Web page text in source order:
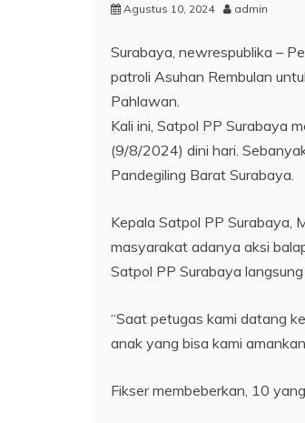
Agustus 10, 2024 admin
Surabaya, newrespublika –
patroli Asuhan Rembulan
Pahlawan.
Kali ini, Satpol PP Surabaya
(9/8/2024) dini hari.
Pandegiling Barat Surabaya.
Kepala Satpol PP Surabaya,
masyarakat adanya aksi
Satpol PP Surabaya
“Saat petugas kami datang
anak yang bisa kami
Fikser membeberkan, 10